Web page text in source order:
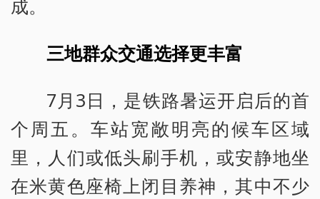
成。
三地群众交通选择更丰富
7月3日，是铁路暑运开启后的首
个周五。车站宽敞明亮的候车区域
里，人们或低头刷手机，或安静地坐
在米黄色座椅上闭目养神，其中不少